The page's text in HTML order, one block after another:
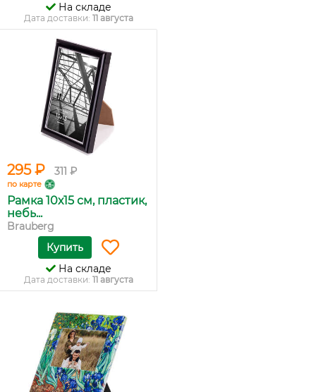
На складе
Дата доставки: 11 августа
295 ₽ 311 ₽
по карте
Рамка 10х15 см, пластик,
небь...
Brauberg
Купить
На складе
Дата доставки: 11 августа